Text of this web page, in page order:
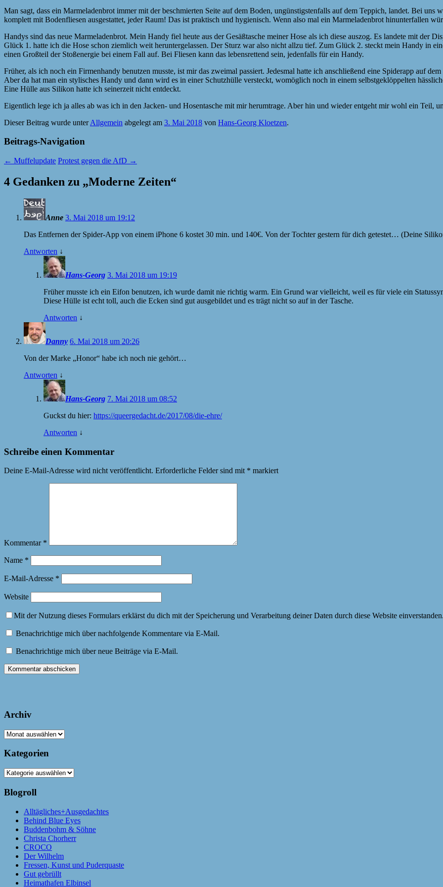
Man sagt, dass ein Marmeladenbrot immer mit der beschmierten Seite auf dem Boden, ungünstigstenfalls auf dem Teppich, landet. Bei uns
komplett mit Bodenfliesen ausgestattet, jeder Raum! Das ist praktisch und hygienisch. Wenn also mal ein Marmeladenbrot hinunterfallen
Handys sind das neue Marmeladenbrot. Mein Handy fiel heute aus der Gesäßtasche meiner Hose als ich diese auszog. Es landete mit der
Glück 1. hatte ich die Hose schon ziemlich weit heruntergelassen. Der Sturz war also nicht allzu tief. Zum Glück 2. steckt mein Handy in
einen Großteil der Stoßenergie bei einem Fall auf. Bei Fliesen kann das lebensrettend sein, jedenfalls für ein Handy.
Früher, als ich noch ein Firmenhandy benutzen musste, ist mir das zweimal passiert. Jedesmal hatte ich anschließend eine Spiderapp auf
Aber da hat man ein stylisches Handy und dann wird es in einer Schutzhülle versteckt, womöglich noch in einem selbstgeklöppelten
Eine Hülle aus Silikon hatte ich seinerzeit nicht entdeckt.
Eigentlich lege ich ja alles ab was ich in den Jacken- und Hosentasche mit mir herumtrage. Aber hin und wieder entgeht mir wohl ein Teil,
Dieser Beitrag wurde unterAllgemein abgelegt am 3. Mai 2018 von Hans-Georg Kloetzen.
Beitrags-Navigation
← Muffelupdate Protest gegen die AfD →
4 Gedanken zu „Moderne Zeiten“
Anne 3. Mai 2018 um 19:12
Das Entfernen der Spider-App von einem iPhone 6 kostet 30 min. und 140€. Von der Tochter gestern für dich getestet… (Deine
Antworten ↓
Hans-Georg 3. Mai 2018 um 19:19
Früher musste ich ein Eifon benutzen, ich wurde damit nie richtig warm. Ein Grund war vielleicht, weil es für viele ein
Diese Hülle ist echt toll, auch die Ecken sind gut ausgebildet und es trägt nicht so auf in der Tasche.
Antworten ↓
Danny 6. Mai 2018 um 20:26
Von der Marke „Honor“ habe ich noch nie gehört…
Antworten ↓
Hans-Georg 7. Mai 2018 um 08:52
Guckst du hier: https://queergedacht.de/2017/08/die-ehre/
Antworten ↓
Schreibe einen Kommentar
Deine E-Mail-Adresse wird nicht veröffentlicht. Erforderliche Felder sind mit * markiert
Kommentar *
Name *
E-Mail-Adresse *
Website
Mit der Nutzung dieses Formulars erklärst du dich mit der Speicherung und Verarbeitung deiner Daten durch diese Website
Benachrichtige mich über nachfolgende Kommentare via E-Mail.
Benachrichtige mich über neue Beiträge via E-Mail.
Archiv
Archiv
Kategorien
Kategorien
Blogroll
Alltägliches+Ausgedachtes
Behind Blue Eyes
Buddenbohm & Söhne
Christa Chorherr
CROCO
Der Wilhelm
Fressen, Kunst und Puderquaste
Gut gebrüllt
Heimathafen Elbinsel